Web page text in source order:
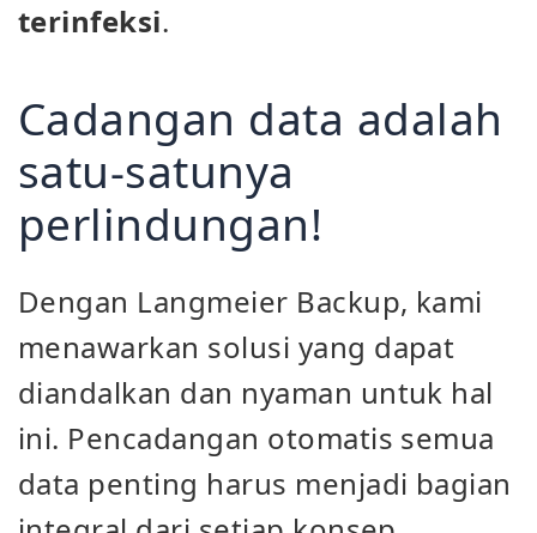
terinfeksi.
Cadangan data adalah
satu-satunya
perlindungan!
Dengan Langmeier Backup, kami
menawarkan solusi yang dapat
diandalkan dan nyaman untuk hal
ini. Pencadangan otomatis semua
data penting harus menjadi bagian